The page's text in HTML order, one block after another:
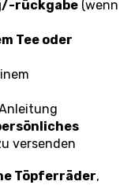
rückgabe (wenn
Tee oder
versenden
Töpferräder,